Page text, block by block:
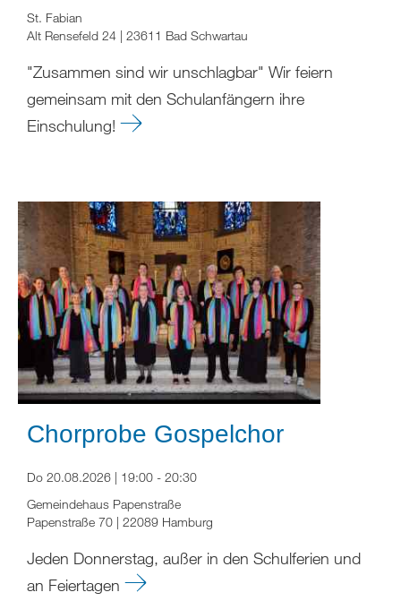
St. Fabian
Alt Rensefeld 24 | 23611 Bad Schwartau
"Zusammen sind wir unschlagbar" Wir feiern
gemeinsam mit den Schulanfängern ihre
Einschulung!
Chorprobe Gospelchor
Do 20.08.2026 | 19:00 - 20:30
Gemeindehaus Papenstraße
Papenstraße 70 | 22089 Hamburg
Jeden Donnerstag, außer in den Schulferien und
an Feiertagen